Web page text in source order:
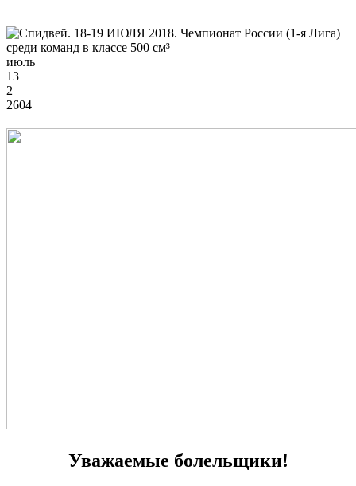
июль
13
2
2604
Уважаемые болельщики!